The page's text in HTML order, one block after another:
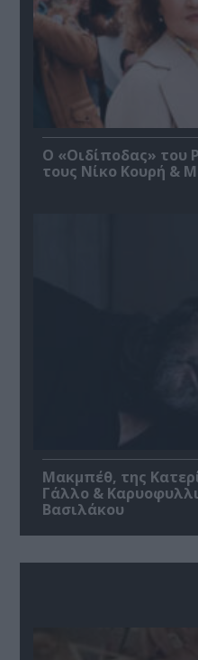
O «Οιδίποδας» του
τους Νίκο Κουρή &
Μακμπέθ, της
Γάλλο &
Βασιλάκου